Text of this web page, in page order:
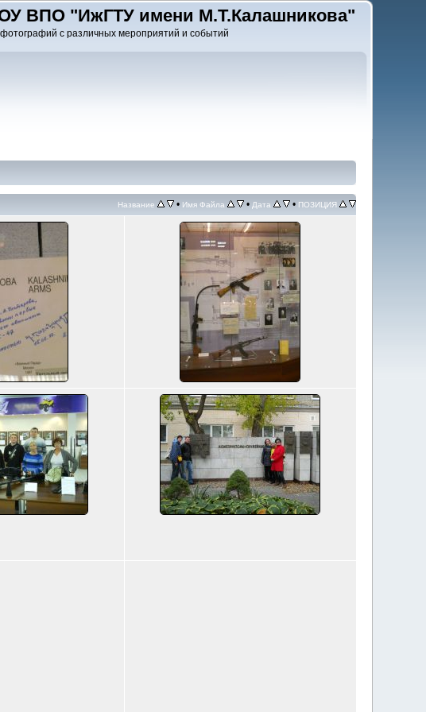
ВПО "ИжГТУ имени М.Т.Калашникова"
с различных мероприятий и событий
Название • Имя Файла • Дата • ПОЗИЦИЯ